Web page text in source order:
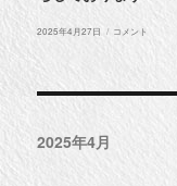
投
2025年4月27日
◆
コメント
2025年4月